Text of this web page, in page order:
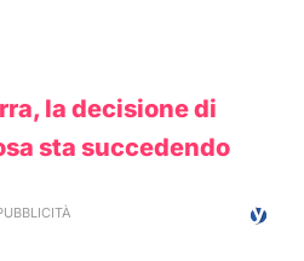
la decisione di
sta succedendo